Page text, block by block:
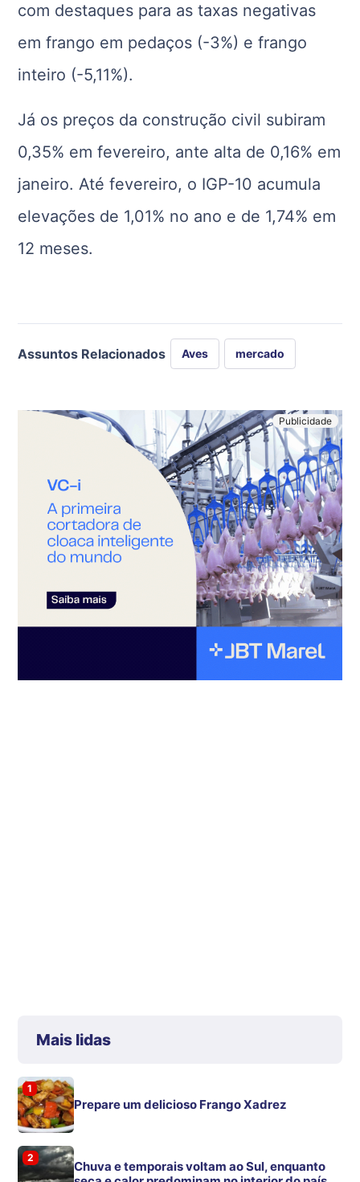
com destaques para as taxas negativas
em frango em pedaços (-3%) e frango
inteiro (-5,11%).
Já os preços da construção civil subiram
0,35% em fevereiro, ante alta de 0,16% em
janeiro. Até fevereiro, o IGP-10 acumula
elevações de 1,01% no ano e de 1,74% em
12 meses.
Assuntos Relacionados Aves mercado
Mais lidas
1
Prepare um delicioso Frango Xadrez
2
Chuva e temporais voltam ao Sul, enquanto